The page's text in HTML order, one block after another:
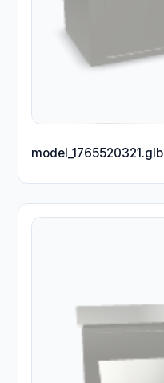
model_1765520321.glb